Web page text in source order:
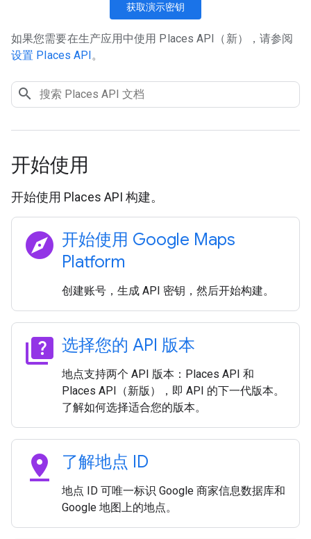
获取演示密钥
如果您需要在生产应用中使用 Places API（新），请参阅
设置 Places API 。
开始使用
开始使用 Places API 构建。
explore 开始使用 Google Maps
Platform
创建账号，生成 API 密钥，然后开始构建。
quiz 选择您的 API 版本
地点支持两个 API 版本：Places API 和
Places API（新版），即 API 的下一代版本。
了解如何选择适合您的版本。
pin_drop 了解地点 ID
地点 ID 可唯一标识 Google 商家信息数据库和
Google 地图上的地点。